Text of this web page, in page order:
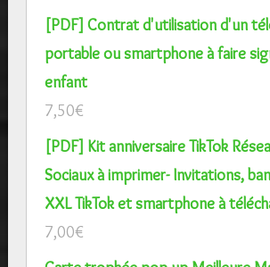
[PDF] Contrat d'utilisation d'un
portable ou smartphone à faire
enfant
7,50€
[PDF] Kit anniversaire TikTok
Sociaux à imprimer- Invitations,
XXL TikTok et smartphone à
7,00€